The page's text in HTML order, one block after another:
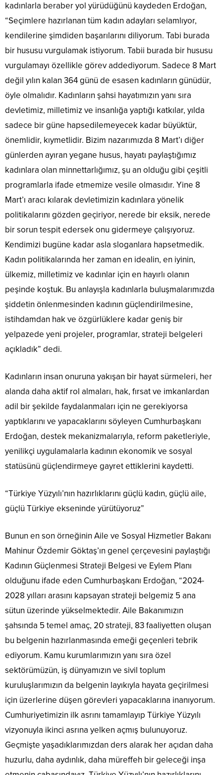
kadınlarla beraber yol yürüdüğünü kaydeden Erdoğan,
“Seçimlere hazırlanan tüm kadın adayları selamlıyor,
kendilerine şimdiden başarılarını diliyorum. Tabi burada
bir hususu vurgulamak istiyorum. Tabii burada bir hususu
vurgulamayı özellikle görev addediyorum. Sadece 8 Mart
değil yılın kalan 364 günü de esasen kadınların günüdür,
öyle olmalıdır. Kadınların şahsi hayatımızın yanı sıra
devletimiz, milletimiz ve insanlığa yaptığı katkılar, yılda
sadece bir güne hapsedilemeyecek kadar büyüktür,
önemlidir, kıymetlidir. Bizim nazarımızda 8 Mart’ı diğer
günlerden ayıran yegane husus, hayatı paylaştığımız
kadınlara olan minnettarlığımız, şu an olduğu gibi çeşitli
programlarla ifade etmemize vesile olmasıdır. Yine 8
Mart’ı aracı kılarak devletimizin kadınlara yönelik
politikalarını gözden geçiriyor, nerede bir eksik, nerede
bir sorun tespit edersek onu gidermeye çalışıyoruz.
Kendimizi bugüne kadar asla sloganlara hapsetmedik.
Kadın politikalarında her zaman en idealin, en iyinin,
ülkemiz, milletimiz ve kadınlar için en hayırlı olanın
peşinde koştuk. Bu anlayışla kadınlarla buluşmalarımızda
şiddetin önlenmesinden kadının güçlendirilmesine,
istihdamdan hak ve özgürlüklere kadar geniş bir
yelpazede yeni projeler, programlar, strateji belgeleri
açıkladık” dedi.
Kadınların insan onuruna yakışan bir hayat sürmeleri, her
alanda daha aktif rol almaları, hak, fırsat ve imkanlardan
adil bir şekilde faydalanmaları için ne gerekiyorsa
yaptıklarını ve yapacaklarını söyleyen Cumhurbaşkanı
Erdoğan, destek mekanizmalarıyla, reform paketleriyle,
yenilikçi uygulamalarla kadının ekonomik ve sosyal
statüsünü güçlendirmeye gayret ettiklerini kaydetti.
“Türkiye Yüzyılı’nın hazırlıklarını güçlü kadın, güçlü aile,
güçlü Türkiye ekseninde yürütüyoruz”
Bunun en son örneğinin Aile ve Sosyal Hizmetler Bakanı
Mahinur Özdemir Göktaş’ın genel çerçevesini paylaştığı
Kadının Güçlenmesi Strateji Belgesi ve Eylem Planı
olduğunu ifade eden Cumhurbaşkanı Erdoğan, “2024-
2028 yılları arasını kapsayan strateji belgemiz 5 ana
sütun üzerinde yükselmektedir. Aile Bakanımızın
şahsında 5 temel amaç, 20 strateji, 83 faaliyetten oluşan
bu belgenin hazırlanmasında emeği geçenleri tebrik
ediyorum. Kamu kurumlarımızın yanı sıra özel
sektörümüzün, iş dünyamızın ve sivil toplum
kuruluşlarımızın da belgenin layıkıyla hayata geçirilmesi
için üzerlerine düşen görevleri yapacaklarına inanıyorum.
Cumhuriyetimizin ilk asrını tamamlayıp Türkiye Yüzyılı
vizyonuyla ikinci asrına yelken açmış bulunuyoruz.
Geçmişte yaşadıklarımızdan ders alarak her açıdan daha
huzurlu, daha aydınlık, daha müreffeh bir geleceği inşa